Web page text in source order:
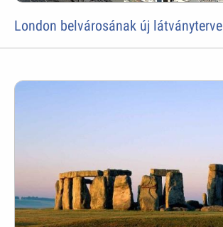
London belvárosának új látványterve